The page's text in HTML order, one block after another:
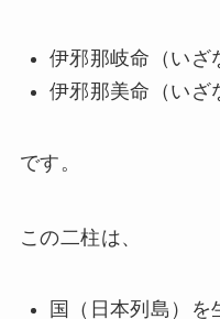
伊邪那岐命（いざ
伊邪那美命（いざ
です。
この二柱は、
国（日本列島）を